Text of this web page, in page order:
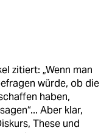
zitiert: „Wenn man
würde, ob die
haben,
Aber klar,
These und